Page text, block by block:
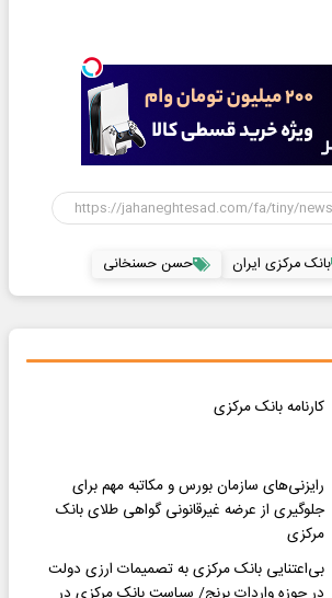
بانک مرکزی ایران حسن حسنخانی
کارنامه بانک مرکزی
رایزنی‌های سازمان بورس و مکاتبه‌ مهم برای
جلوگیری از عرضه‌ غیرقانونی گواهی طلای بانک
مرکزی
بی‌اعتنایی بانک مرکزی به تصمیمات ارزی دولت